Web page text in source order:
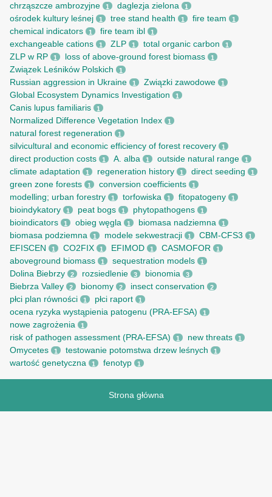
chrząszcze ambrozyjne 1 daglezja zielona 1
ośrodek kultury leśnej 1 tree stand health 1 fire team 1
chemical indicators 1 fire team ibl 1
exchangeable cations 1 ZLP 1 total organic carbon 1
ZLP w RP 1 loss of above-ground forest biomass 1
Związek Leśników Polskich 1
Russian aggression in Ukraine 1 Związki zawodowe 1
Global Ecosystem Dynamics Investigation 1
Canis lupus familiaris 1
Normalized Difference Vegetation Index 1
natural forest regeneration 1
silvicultural and economic efficiency of forest recovery 1
direct production costs 1 A. alba 1 outside natural range 1
climate adaptation 1 regeneration history 1 direct seeding 1
green zone forests 1 conversion coefficients 1
modelling; urban forestry 1 torfowiska 1 fitopatogeny 1
bioindykatory 1 peat bogs 1 phytopathogens 1
bioindicators 1 obieg węgla 1 biomasa nadziemna 1
biomasa podziemna 1 modele sekwestracji 1 CBM-CFS3 1
EFISCEN 1 CO2FIX 1 EFIMOD 1 CASMOFOR 1
aboveground biomass 1 sequestration models 1
Dolina Biebrzy 2 rozsiedlenie 3 bionomia 3
Biebrza Valley 2 bionomy 2 insect conservation 2
płci plan równości 1 płci raport 1
ocena ryzyka wystąpienia patogenu (PRA-EFSA) 1
nowe zagrożenia 1
risk of pathogen assessment (PRA-EFSA) 1 new threats 1
Omycetes 1 testowanie potomstwa drzew leśnych 1
wartość genetyczna 1 fenotyp 1
Strona główna